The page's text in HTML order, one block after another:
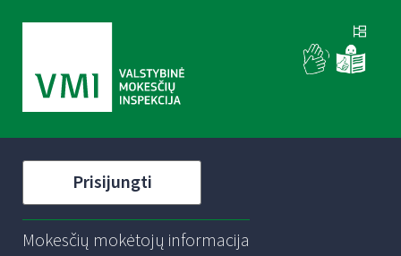
Prisijungti
Mokesčių mokėtojų informacija